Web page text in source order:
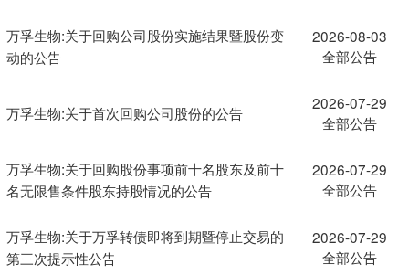
万孚生物:关于回购公司股份实施结果暨股份变
动的公告
2026-08-03
全部公告
万孚生物:关于首次回购公司股份的公告
2026-07-29
全部公告
万孚生物:关于回购股份事项前十名股东及前十
名无限售条件股东持股情况的公告
2026-07-29
全部公告
万孚生物:关于万孚转债即将到期暨停止交易的
第三次提示性公告
2026-07-29
全部公告